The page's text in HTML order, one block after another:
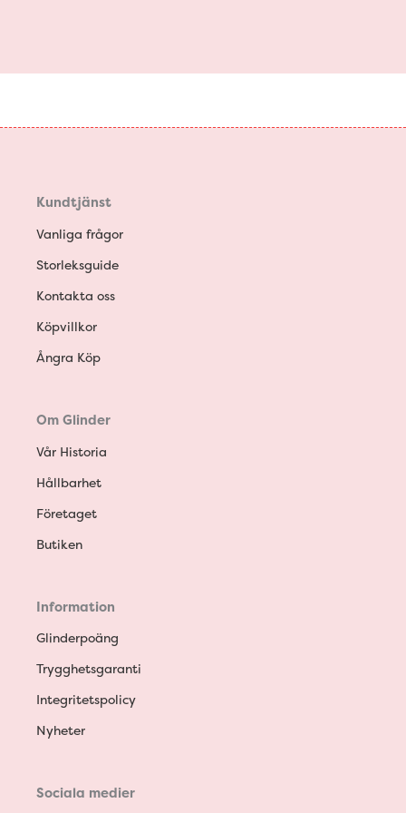
Kundtjänst
Vanliga frågor
Storleksguide
Kontakta oss
Köpvillkor
Ångra Köp
Om Glinder
Vår Historia
Hållbarhet
Företaget
Butiken
Information
Glinderpoäng
Trygghetsgaranti
Integritetspolicy
Nyheter
Sociala medier